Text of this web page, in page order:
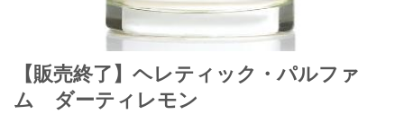
【販売終了】ヘレティック・パルファ
ム ダーティレモン